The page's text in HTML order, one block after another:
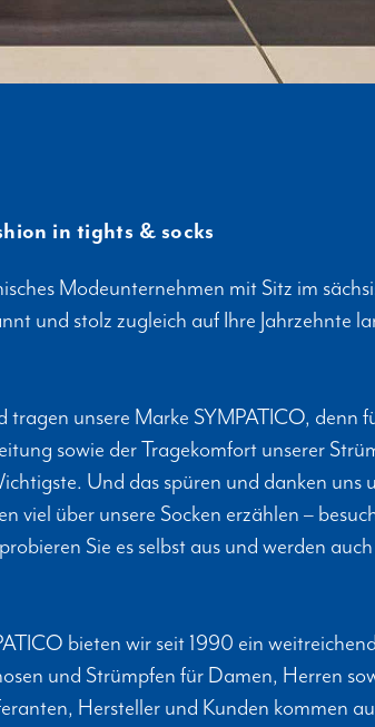
in tights & socks
Modeunternehmen mit Sitz im
und stolz zugleich auf Ihre Jahrzehnte
tragen unsere Marke SYMPATICO, denn
sowie der Tragekomfort unserer
Und das spüren und danken uns
viel über unsere Socken erzählen –
Sie es selbst aus und werden
bieten wir seit 1990 ein
und Strümpfen für Damen, Herren
Hersteller und Kunden kommen